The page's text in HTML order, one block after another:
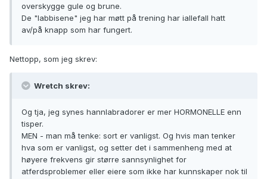
overskygge gule og brune.
De "labbisene" jeg har møtt på trening har iallefall hatt
av/på knapp som har fungert.
Nettopp, som jeg skrev:
Wretch skrev:
Og tja, jeg synes hannlabradorer er mer HORMONELLE enn
tisper.
MEN - man må tenke: sort er vanligst. Og hvis man tenker
hva som er vanligst, og setter det i sammenheng med at
høyere frekvens gir større sannsynlighet for
atferdsproblemer eller eiere som ikke har kunnskaper nok til